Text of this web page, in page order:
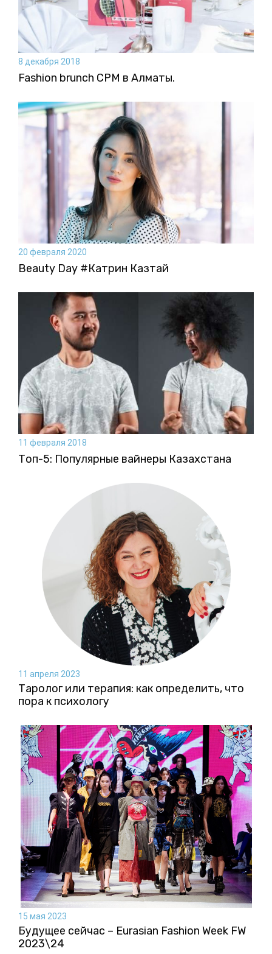
8 декабря 2018
Fashion brunch CPM в Алматы.
20 февраля 2020
Beauty Day #Катрин Казтай
11 февраля 2018
Топ-5: Популярные вайнеры Казахстана
11 апреля 2023
Таролог или терапия: как определить, что
пора к психологу
15 мая 2023
Будущее сейчас – Eurasian Fashion Week FW
2023\24